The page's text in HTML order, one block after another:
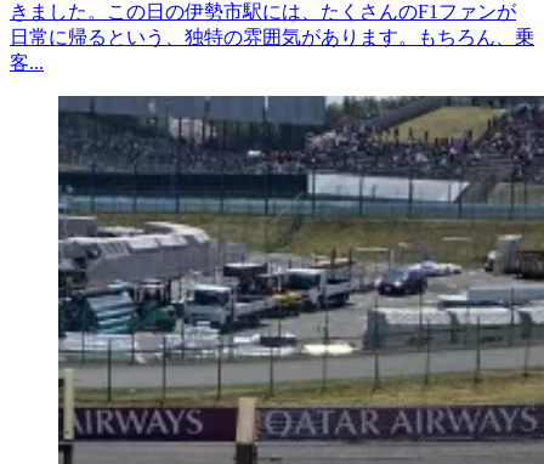
きました。この日の伊勢市駅には、たくさんのF1ファンが
日常に帰るという、独特の雰囲気があります。もちろん、乗
客...